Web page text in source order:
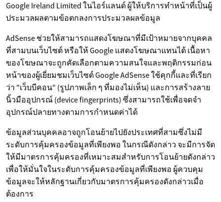
Google Ireland Limited ในไอร์แลนด์ ผู้ให้บริการทำหน้าที่เป็นผู้
ประมวลผลตามข้อตกลงการประมวลผลข้อมูล
AdSense ช่วยให้สามารถแสดงโฆษณาที่มีเป้าหมายจากบุคคล
ที่สามบนเว็บไซต์ หรือให้ Google แสดงโฆษณาแทนได้ เนื้อหา
ของโฆษณาจะถูกคัดเลือกตามความสนใจและพฤติกรรมก่อน
หน้าของผู้เยี่ยมชมเว็บไซต์ Google AdSense ใช้คุกกี้และที่เรียก
ว่า "เว็บบีคอน" (รูปภาพเล็ก ๆ ที่มองไม่เห็น) และการสร้างลาย
นิ้วมืออุปกรณ์ (device fingerprints) ซึ่งสามารถใช้เพื่อจดจำ
อุปกรณ์ปลายทางตามการกำหนดค่าได้
ข้อมูลส่วนบุคคลอาจถูกโอนย้ายไปยังประเทศที่สามซึ่งไม่มี
ระดับการคุ้มครองข้อมูลที่เพียงพอ ในกรณีดังกล่าว จะมีการจัด
ให้มีมาตรการคุ้มครองที่เหมาะสมสำหรับการโอนย้ายดังกล่าว
เพื่อให้มั่นใจในระดับการคุ้มครองข้อมูลที่เพียงพอ ผู้ควบคุม
ข้อมูลจะให้หลักฐานเกี่ยวกับมาตรการคุ้มครองดังกล่าวเมื่อ
ต้องการ